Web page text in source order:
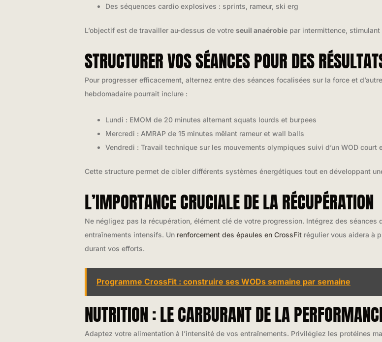
Des séquences cardio explosives : sprints, rameur, ski erg
L’objectif est de travailler au-dessus de votre seuil anaérobie par intermittence,
STRUCTURER VOS SÉANCES POUR DES
Pour progresser efficacement, alternez entre des séances focalisées sur la force et
hebdomadaire pourrait inclure :
Lundi : EMOM de 20 minutes alternant squats lourds et burpees
Mercredi : AMRAP de 15 minutes mêlant rameur et wall balls
Vendredi : Travail technique sur les mouvements olympiques suivi d’un WOD court
Cette structure permet de cibler différents systèmes énergétiques tout en développant
L’IMPORTANCE CRUCIALE DE LA RÉCUPÉRATION
Ne négligez pas la récupération, élément clé de votre progression. Intégrez des séances
entraînements intensifs. Un renforcement des épaules en CrossFit régulier vous aidera à
durant vos efforts.
Programme CrossFit : construire ses WODs semaine par semaine
NUTRITION : LE CARBURANT DE LA
Adaptez votre alimentation à l’intensité de vos entraînements. Privilégiez les protéines